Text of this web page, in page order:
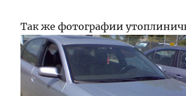
Так же фотографии